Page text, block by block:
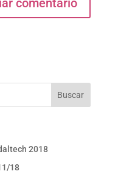
2018
18